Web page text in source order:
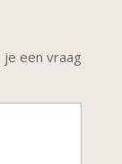
een vraag